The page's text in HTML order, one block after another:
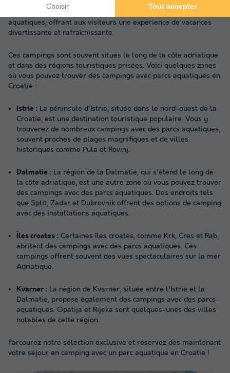
La Croatie propose plusieurs campings équipés de parcs
aquatiques, offrant aux visiteurs une expérience de vacances
divertissante et rafraîchissante.
Ces campings sont souvent situés le long de la côte adriatique
et dans des régions touristiques prisées. Voici quelques zones
où vous pouvez trouver des campings avec parcs aquatiques en
Croatie :
Istrie : La péninsule d'Istrie, située dans le nord-ouest de la
Croatie, est une destination touristique populaire. Vous y
trouverez de nombreux campings avec des parcs aquatiques,
souvent proches de plages magnifiques et de villes
historiques comme Pula et Rovinj.
Dalmatie : La région de la Dalmatie, qui s'étend le long de
la côte adriatique, est une autre zone où vous pouvez trouver
des campings avec des parcs aquatiques. Des endroits tels
que Split, Zadar et Dubrovnik offrent des options de camping
avec des installations aquatiques.
Îles croates : Certaines îles croates, comme Krk, Cres et Rab,
abritent des campings avec des parcs aquatiques. Ces
campings offrent souvent des vues spectaculaires sur la mer
Adriatique.
Kvarner : La région de Kvarner, située entre l'Istrie et la
Dalmatie, propose également des campings avec des parcs
aquatiques. Opatija et Rijeka sont quelques-unes des villes
notables de cette région.
Parcourez notre sélection exclusive et réservez dès maintenant
votre séjour en camping avec un parc aquatique en Croatie !